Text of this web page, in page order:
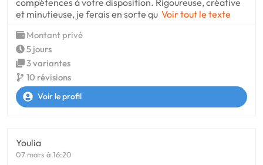
et minutieuse, je ferais en sorte qu Voir tout le texte
Montant privé
5 jours
3 variantes
10 révisions
Voir le profil
Youlia
07 mars à 16:20